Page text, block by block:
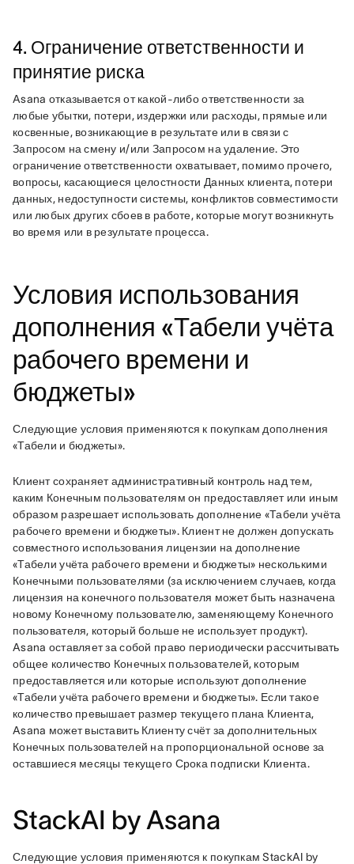
4. Ограничение ответственности и
принятие риска
Asana отказывается от какой-либо ответственности за
любые убытки, потери, издержки или расходы, прямые или
косвенные, возникающие в результате или в связи с
Запросом на смену и/или Запросом на удаление. Это
ограничение ответственности охватывает, помимо прочего,
вопросы, касающиеся целостности Данных клиента, потери
данных, недоступности системы, конфликтов совместимости
или любых других сбоев в работе, которые могут возникнуть
во время или в результате процесса.
Условия использования
дополнения «Табели учёта
рабочего времени и
бюджеты»
Следующие условия применяются к покупкам дополнения
«Табели и бюджеты».
Клиент сохраняет административный контроль над тем,
каким Конечным пользователям он предоставляет или иным
образом разрешает использовать дополнение «Табели учёта
рабочего времени и бюджеты». Клиент не должен допускать
совместного использования лицензии на дополнение
«Табели учёта рабочего времени и бюджеты» несколькими
Конечными пользователями (за исключением случаев, когда
лицензия на конечного пользователя может быть назначена
новому Конечному пользователю, заменяющему Конечного
пользователя, который больше не использует продукт).
Asana оставляет за собой право периодически рассчитывать
общее количество Конечных пользователей, которым
предоставляется или которые используют дополнение
«Табели учёта рабочего времени и бюджеты». Если такое
количество превышает размер текущего плана Клиента,
Asana может выставить Клиенту счёт за дополнительных
Конечных пользователей на пропорциональной основе за
оставшиеся месяцы текущего Срока подписки Клиента.
StackAI by Asana
Следующие условия применяются к покупкам StackAI by